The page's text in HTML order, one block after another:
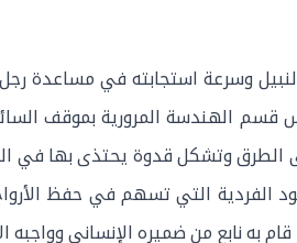
النبيل وسرعة استجابته في
الهندسة المرورية بموقف
الطرق وتشكل قدوة يحتذى بها في
التي تسهم في حفظ الأرواح
به نابع من ضميره الإنساني وواجبه